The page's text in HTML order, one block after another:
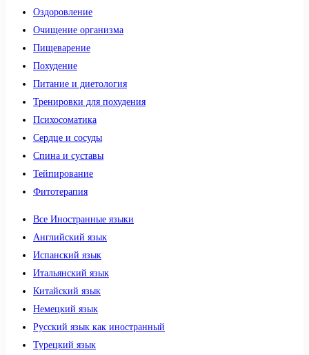
Оздоровление
Очищение организма
Пищеварение
Похудение
Питание и диетология
Тренировки для похудения
Психосоматика
Сердце и сосуды
Спина и суставы
Тейпирование
Фитотерапия
Все Иностранные языки
Английский язык
Испанский язык
Итальянский язык
Китайский язык
Немецкий язык
Русский язык как иностранный
Турецкий язык